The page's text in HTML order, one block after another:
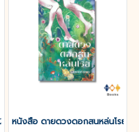
ปีชาตกาลมาลัย ชูพินิจ)
หนังสือ ดายดวงดอกสนหล่นโรย